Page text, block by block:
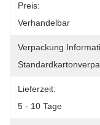
Preis:
Verhandelbar
Verpackung
Lieferzeit:
5 - 10 Tage